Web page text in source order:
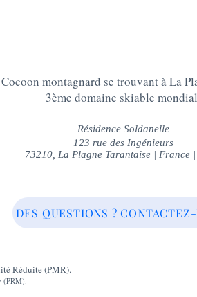
Cocoon montagnard se trouvant à La
3ème domaine skiable
Résidence Soldanelle
123 rue des Ingénieurs
73210, La Plagne Tarantaise| France |
DES QUESTIONS ?
Réduite (PMR).
(PRM).